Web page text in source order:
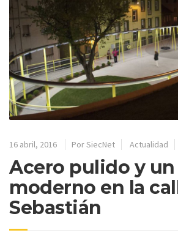
16 abril, 2016 Por SiecNet Actualidad
Acero pulido y
moderno en la
Sebastián